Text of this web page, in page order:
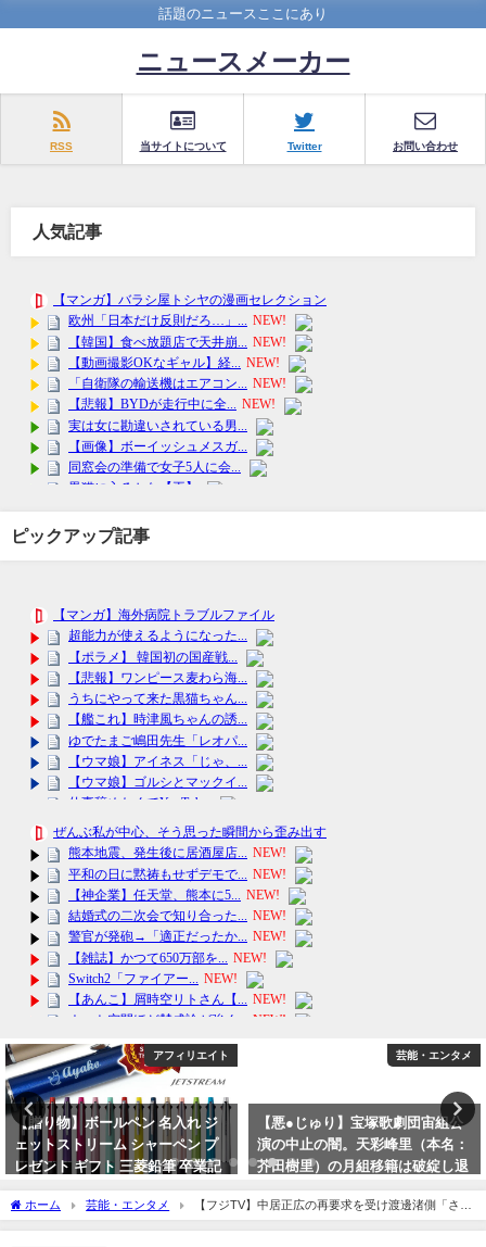
話題のニュースここにあり
ニュースメーカー
RSS 当サイトについて Twitter お問い合わせ
人気記事
ピックアップ記事
アフィリエイト
ン 名入れ ジ
シャーペン プ
菱鉛筆 卒業記
【悪●じゅり】宝塚歌劇団宙組公
演の中止の闇。天彩峰里（本名：
芥田樹里）の月組移籍は破綻し退
団濃厚か？
【最安値】松屋
レミアム仕様30
ぎる！
ホーム 芸能・エンタメ
【フジTV】中居正広の再要求を受け渡邊渚側「さら
なる加害に他ならない」「事実と異なり看過できない」